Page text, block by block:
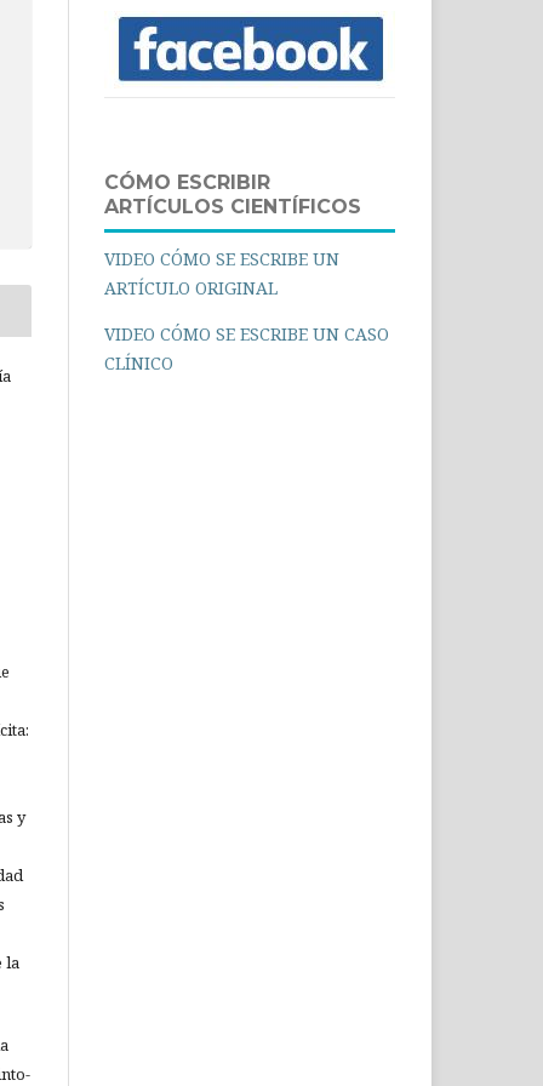
y
la
CÓMO ESCRIBIR
ARTÍCULOS CIENTÍFICOS
VIDEO CÓMO SE ESCRIBE UN
ARTÍCULO ORIGINAL
VIDEO CÓMO SE ESCRIBE UN CASO
CLÍNICO